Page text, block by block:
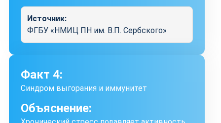
Источник:
ФГБУ «НМИЦ ПН им. В.П. Сербского»
Факт 4:
Синдром выгорания и иммунитет
Объяснение: